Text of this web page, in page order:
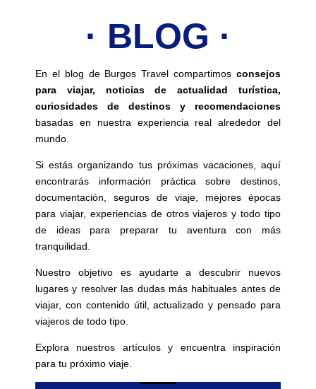
· BLOG ·
En el blog de Burgos Travel compartimos consejos
para viajar, noticias de actualidad turística,
curiosidades de destinos y recomendaciones
basadas en nuestra experiencia real alrededor del
mundo.
Si estás organizando tus próximas vacaciones, aquí
encontrarás información práctica sobre destinos,
documentación, seguros de viaje, mejores épocas
para viajar, experiencias de otros viajeros y todo tipo
de ideas para preparar tu aventura con más
tranquilidad.
Nuestro objetivo es ayudarte a descubrir nuevos
lugares y resolver las dudas más habituales antes de
viajar, con contenido útil, actualizado y pensado para
viajeros de todo tipo.
Explora nuestros artículos y encuentra inspiración
para tu próximo viaje.